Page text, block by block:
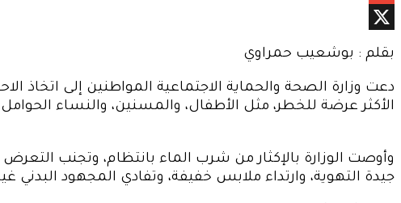
Gmail
بقلم : بوشعيب حمراوي
دعت وزارة الصحة والحماية الاجتماعية المواطنين إلى اتخاذ
الأكثر عرضة للخطر، مثل الأطفال، والمسنين، والنساء
جيدة التهوية، وارتداء ملابس خفيفة، وتفادي المجهود البدني